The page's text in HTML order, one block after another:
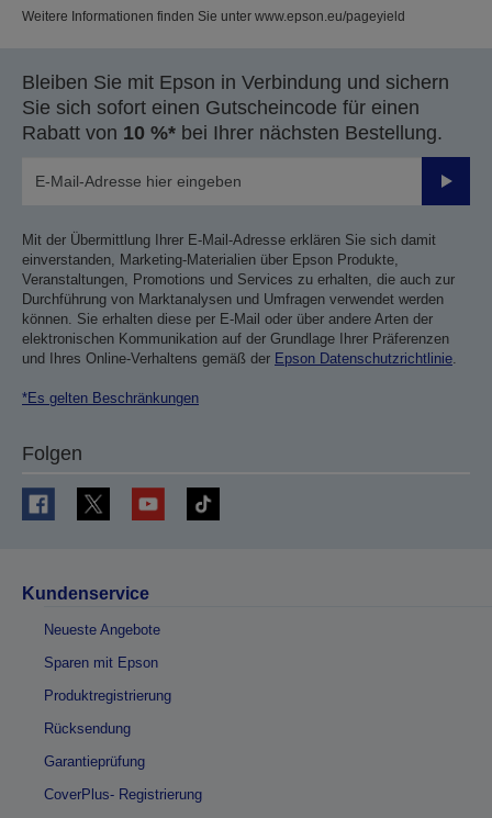
Weitere Informationen finden Sie unter www.epson.eu/pageyield
Bleiben Sie mit Epson in Verbindung und sichern
Sie sich sofort einen Gutscheincode für einen
Rabatt von 10 %* bei Ihrer nächsten Bestellung.
Mit der Übermittlung Ihrer E-Mail-Adresse erklären Sie sich damit
einverstanden, Marketing-Materialien über Epson Produkte,
Veranstaltungen, Promotions und Services zu erhalten, die auch zur
Durchführung von Marktanalysen und Umfragen verwendet werden
können. Sie erhalten diese per E-Mail oder über andere Arten der
elektronischen Kommunikation auf der Grundlage Ihrer Präferenzen
und Ihres Online-Verhaltens gemäß der Epson Datenschutzrichtlinie.
*Es gelten Beschränkungen
Folgen
Kundenservice
Neueste Angebote
Sparen mit Epson
Produktregistrierung
Rücksendung
Garantieprüfung
CoverPlus- Registrierung